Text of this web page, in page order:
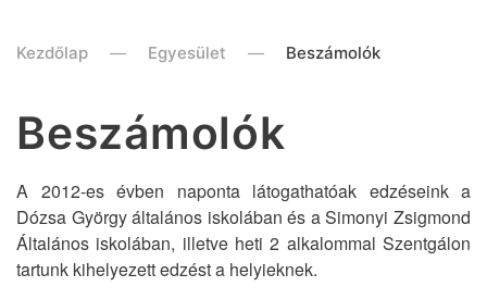
Kezdőlap Egyesület Beszámolók
Beszámolók
A 2012-es évben naponta látogathatóak edzéseink a
Dózsa György általános iskolában és a Simonyi Zsigmond
Általános iskolában, illetve heti 2 alkalommal Szentgálon
tartunk kihelyezett edzést a helyieknek.